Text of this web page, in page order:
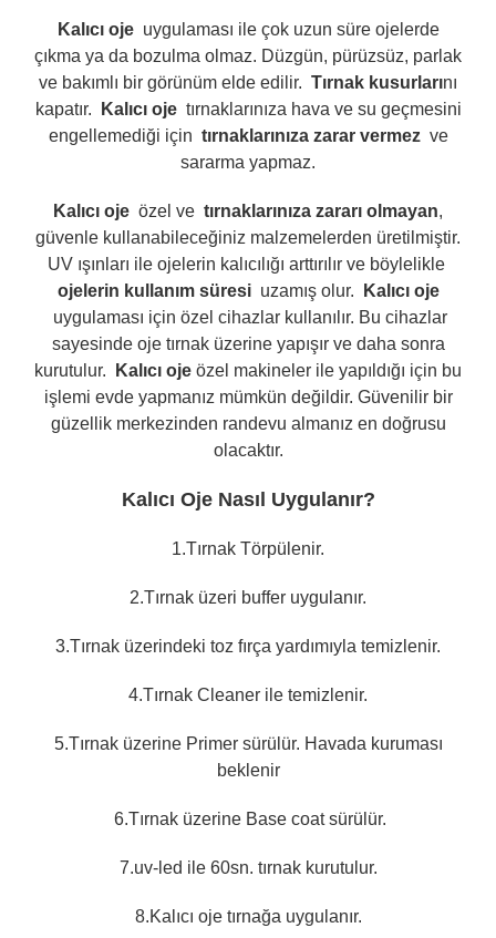
Kalıcı oje uygulaması ile çok uzun süre ojelerde
çıkma ya da bozulma olmaz. Düzgün, pürüzsüz, parlak
ve bakımlı bir görünüm elde edilir. Tırnak kusurlarını
kapatır.
Kalıcı oje tırnaklarınıza hava ve su geçmesini
engellemediği için tırnaklarınıza zarar vermez ve
sararma yapmaz.
Kalıcı oje özel ve tırnaklarınıza zararı olmayan,
güvenle kullanabileceğiniz malzemelerden üretilmiştir.
UV ışınları ile ojelerin kalıcılığı arttırılır ve böylelikle
ojelerin kullanım süresi uzamış olur.
Kalıcı oje
uygulaması için özel cihazlar kullanılır. Bu cihazlar
sayesinde oje tırnak üzerine yapışır ve daha sonra
kurutulur.
Kalıcı oje özel makineler ile yapıldığı için bu
işlemi evde yapmanız mümkün değildir. Güvenilir bir
güzellik merkezinden randevu almanız en doğrusu
olacaktır.
Kalıcı Oje Nasıl Uygulanır?
1.Tırnak Törpülenir.
2.Tırnak üzeri buffer uygulanır.
3.Tırnak üzerindeki toz fırça yardımıyla temizlenir.
4.Tırnak Cleaner ile temizlenir.
5.Tırnak üzerine Primer sürülür. Havada kuruması
beklenir
6.Tırnak üzerine Base coat sürülür.
7.uv-led ile 60sn. tırnak kurutulur.
8.Kalıcı oje tırnağa uygulanır.